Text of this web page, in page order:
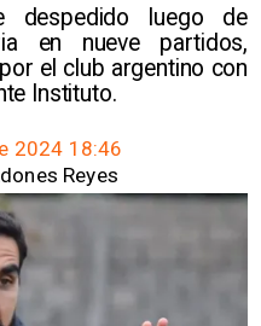
despedido luego de
en nueve partidos,
el club argentino con
Instituto.
2024 18:46
Reyes